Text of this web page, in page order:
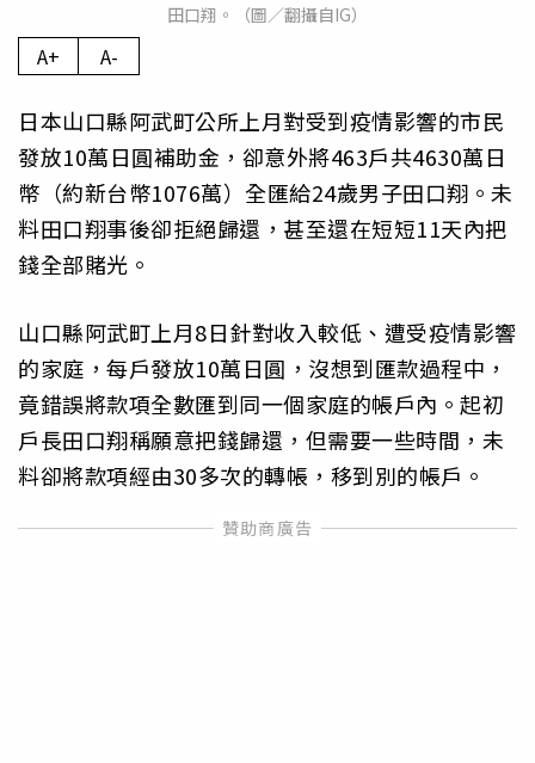
田口翔。（圖／翻攝自IG）
A+ A-
日本山口縣阿武町公所上月對受到疫情影響的市民
發放10萬日圓補助金，卻意外將463戶共4630萬日
幣（約新台幣1076萬）全匯給24歲男子田口翔。未
料田口翔事後卻拒絕歸還，甚至還在短短11天內把
錢全部賭光。
山口縣阿武町上月8日針對收入較低、遭受疫情影響
的家庭，每戶發放10萬日圓，沒想到匯款過程中，
竟錯誤將款項全數匯到同一個家庭的帳戶內。起初
戶長田口翔稱願意把錢歸還，但需要一些時間，未
料卻將款項經由30多次的轉帳，移到別的帳戶。